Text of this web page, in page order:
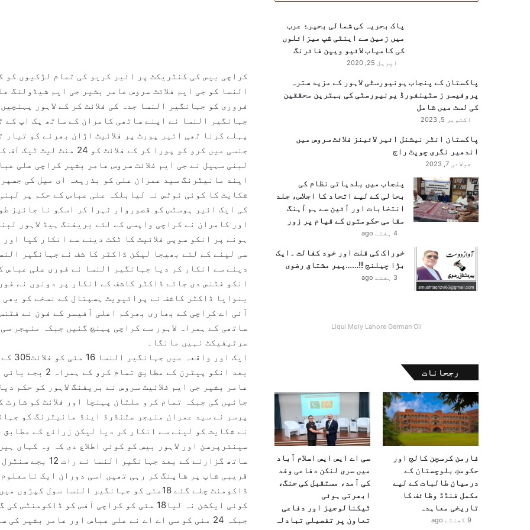
کراچی بیس کی کنٹریکٹ پر ائیر کریو کی تمام لڑکیوں
فروری کو جہانگیر النسا جدہ کی فلائٹ کر کے لاہور
جہانگیر النسا نے اپنے ساتھی کامران کے ساتھ پک اپ کے
پہلے کرنا تھی ائیر پورٹ پر فلائیٹ اڑان بھرنے کو
جنسی میں کرو کو پورا کر
لبنی سہیل نے جی ایم فلائٹ سروس عامر بشیر کراچی علی
ایند مانیٹرنگ سید عمران علی کو بذریعہ ای میل کی
شکایت کا کوئی نوٹس نہ لیابلکہ علی عباس کے حکم پر
اور کامران نے کراچی واپسی کے لئے بریفنگ ہیڈ لاہور
ہونے پر انکو سوپی فلائیٹ کا ٹکٹ دینے سے انکار کیا
سی لینے کے لئے بھیجا لیکن ڈاکٹر کا شف نے جہانگیر
دینے سے انکار کر دیا جہانگیر النسا نے فوری علی
انکو فٹنس دی جائے ڈاکٹر کاشف کے انکار پر دونوں نے
بنوایا ڈاکٹر کاشف نے پرائیویٹ ہسپتال کے نسخے کو
آئی اے کراچی کے بھاری بھرکم اعلی آفیسر کے فون نے
سرٹیفیکٹ نہیں مانگا۔
بعد انکو پیٹرن
عامر بشیر جی ایم فلائیٹ سروس نے بریفنگ لاہور کو حکم
جائیں گی جبکہ تمام کرو ملتان پہنچا اور فلائٹ کو
پرسر نے سید عمران منیجر سٹنڈرڈ اینڈ مانیٹرنگ کو
نے شکایت کو لینے سے انکار کر دیا لیکن زرائع کے
ساتھ گزارنے کے
قریبی شاپ پر شاپنگ کر رہی تھیں اسی دوران ایک
ڈاکومنٹ چلے گئے 18مئی کو جہانگیر النسا
جبکہ 24 مئی کو سی اے اے نے علی عباس اور عامر
پاک بحریہ کی شمالی بحیرۂ عرب
میں زمین سے اینٹی شپ میزائلوں
کی کامیاب لائیو ویپن فائرنگ
اپریل 25, 2020
پاکستان کے پنجاب یونیورسٹی لاہور کے مزید سترہ
پروفیسر ز سٹینفورڈ یونیورسٹی کی بہترین محققین
کی لسٹ میں شامل
اکتوبر 5, 2023
پاکستان انٹر نیشنل ائیر لائینز فلائٹ سروس میں
اندھیر نگری چوپٹ راج
جولائی 7, 2023
پنجاب میں بلدیاتی نظام کی
بحالی کے لیے اتحاد کا اجلاس، جلد
انتخابات اور آئین سے ہم آہنگ
مقامی حکومتوں کے قیام پر زور
4 ہفتے ago
خوراک کی قلت اور خود کفالت ۔ایک
بڑا چیلنج !!……پیر مشتاق رضوی
3 ہفتے ago
Liqui Moly Lahore German Oil
رجحانات
فارمن کرسچن کالج اور
حکومتِ بلوچستان کے
درمیان طالبات کے لیے
مکمل فنڈڈ وظائف کا
تاریخی معاہدہ
9 گھنٹے ago
سی اے ایس ایس اسلام آباد
میں سری لنکن دفاعی وفد
کی آمد، مستقبل کی جنگ،
ابھرتی ہوئی
ٹیکنالوجیز اور دفاعی
تعاون پر تفصیلی تبادلہ